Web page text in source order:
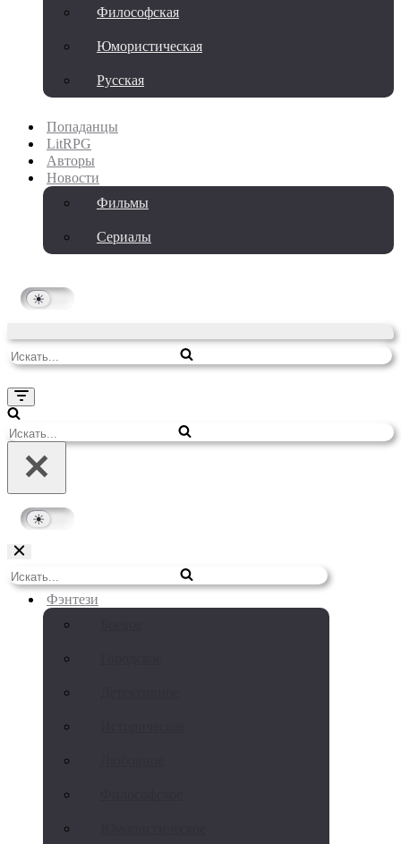
Философская
Юмористическая
Русская
Попаданцы
LitRPG
Авторы
Новости
Фильмы
Сериалы
Искать...
Меню
навигации
Искать...
навигации
Искать...
Фэнтези